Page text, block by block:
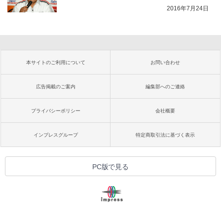
2016年7月24日
本サイトのご利用について お問い合わせ
広告掲載のご案内 編集部へのご連絡
プライバシーポリシー 会社概要
インプレスグループ 特定商取引法に基づく表示
PC版で見る